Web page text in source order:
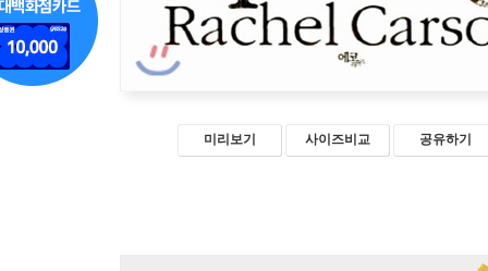
미리보기 사이즈비교 공유하기